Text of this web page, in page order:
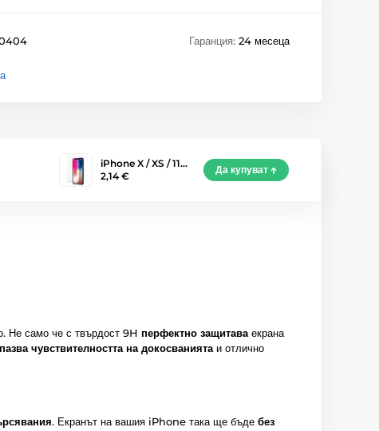
Гаранция: 24 месеца
iPhone X / XS / 11…
2,14 €
Да купуват
Не само че с твърдост 9H перфектно защитаваекрана
чувствителността на докосваниятаи отлично
. Екранът на вашия iPhone така ще бъде без